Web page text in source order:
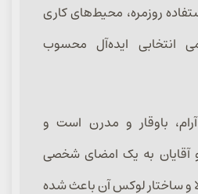
روزمره، محیط‌های کاری
انتخابی ایده‌آل محسوب
باوقار و مدرن است و
و آقایان به یک امضای شخصی
و ساختار لوکس آن باعث شده